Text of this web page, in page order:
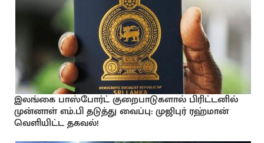
இலங்கை பாஸ்போர்ட் குறைபாடுகளால் பிரிட்டனில்
முன்னாள் எம்.பி தடுத்து வைப்பு: முஜிபுர் ரஹ்மான்
வெளியிட்ட தகவல்!